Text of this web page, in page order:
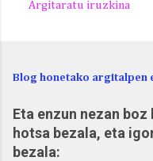
Argitaratu iruzkina
Blog honetako argitalpen
Eta enzun nezan
hotsa bezala, eta
bezala: